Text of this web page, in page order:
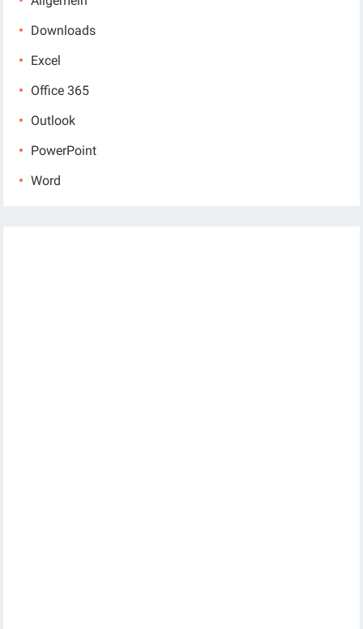
Downloads
Excel
Office 365
Outlook
PowerPoint
Word